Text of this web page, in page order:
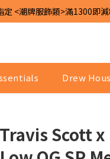
<潮牌服飾類>滿1300即
Drew
Travis Scott